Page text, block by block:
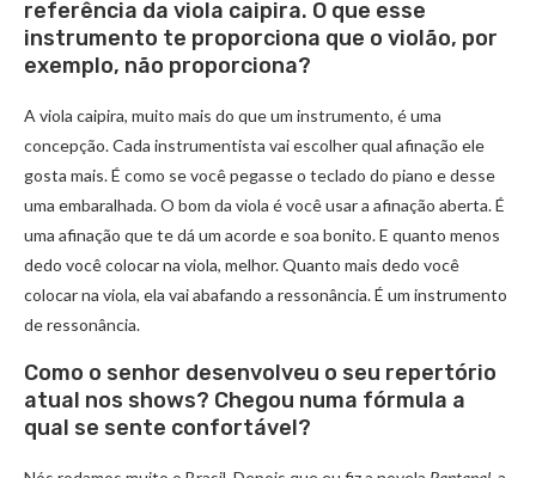
referência da viola caipira. O que esse
instrumento te proporciona que o violão, por
exemplo, não proporciona?
A viola caipira, muito mais do que um instrumento, é uma
concepção. Cada instrumentista vai escolher qual afinação ele
gosta mais. É como se você pegasse o teclado do piano e desse
uma embaralhada. O bom da viola é você usar a afinação aberta. É
uma afinação que te dá um acorde e soa bonito. E quanto menos
dedo você colocar na viola, melhor. Quanto mais dedo você
colocar na viola, ela vai abafando a ressonância. É um instrumento
de ressonância.
Como o senhor desenvolveu o seu repertório
atual nos shows? Chegou numa fórmula a
qual se sente confortável?